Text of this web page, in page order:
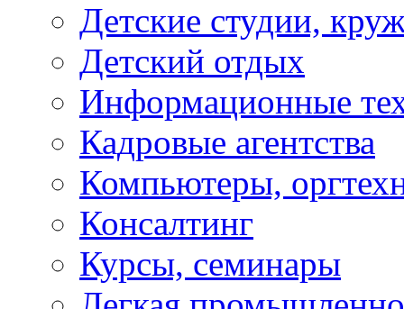
Детские студии,
Детский отдых
Информационные
Кадровые агентства
Компьютеры,
Консалтинг
Курсы, семинары